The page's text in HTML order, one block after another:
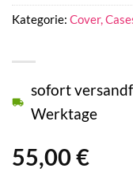
55,00 €
sofort
Werktage
Kategorie: Cover,